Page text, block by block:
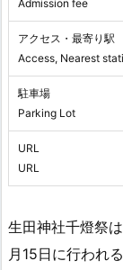
Admission fee
アクセス・最寄り駅
Access, Nearest
駐車場
Parking Lot
URL
URL
生田神社千燈祭
月15日に行われ